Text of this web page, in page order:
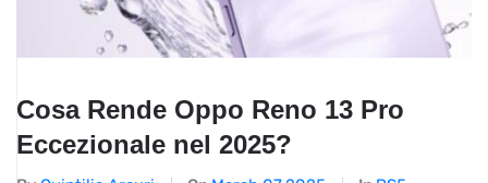
Cosa Rende Oppo Reno 13 Pro
Eccezionale nel 2025?